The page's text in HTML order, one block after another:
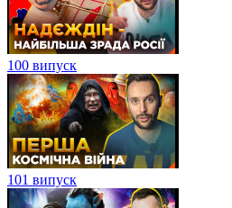
100 випуск
101 випуск